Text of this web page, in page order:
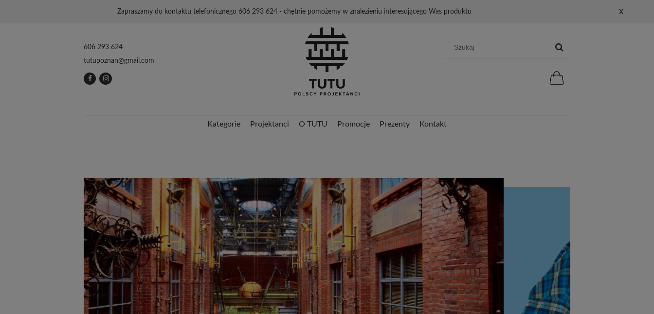
Zapraszamy do kontaktu telefonicznego 606 293 624 - chętnie pomożemy w znalezieniu interesującego Was produktu X
606 293 624
tutupoznan@gmail.com
Kategorie Projektanci O TUTU Promocje Prezenty Kontakt